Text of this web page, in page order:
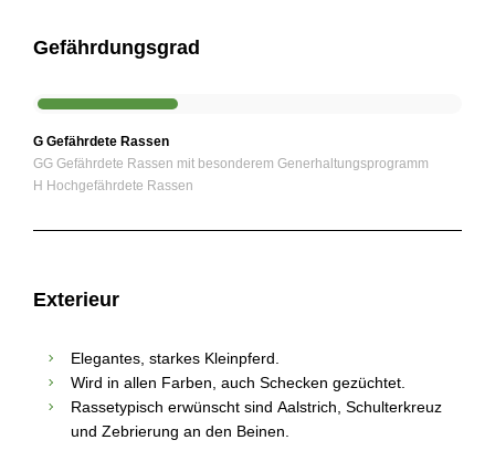
Gefährdungsgrad
G Gefährdete Rassen
GG Gefährdete Rassen mit besonderem Generhaltungsprogramm
H Hochgefährdete Rassen
Exterieur
Elegantes, starkes Kleinpferd.
Wird in allen Farben, auch Schecken gezüchtet.
Rassetypisch erwünscht sind Aalstrich, Schulterkreuz
und Zebrierung an den Beinen.